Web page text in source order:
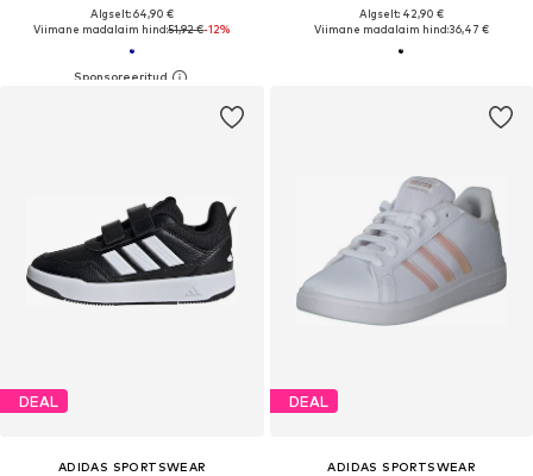
Algselt: 64,90 €
Viimane madalaim hind:51,92 €-12%
Algselt: 42,90 €
Viimane madalaim hind:36,47 €
DEAL
ADIDAS SPORTSWEAR
DEAL
ADIDAS SPORTSWEAR